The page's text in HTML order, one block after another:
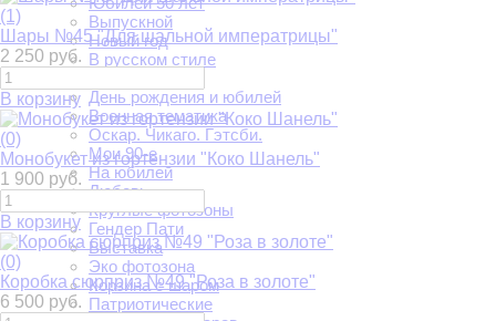
Выпускной
Новый год
В русском стиле
День рождения и юбилей
Военная тематика
Оскар. Чикаго. Гэтсби.
Мои 90-е
На юбилей
Любовь
Круглые фотозоны
Гендер Пати
Выставка
Эко фотозона
Корзина с шаром
Патриотические
(1)
Шары №45 "Для шальной императрицы"
2 250 руб.
В корзину
(0)
Монобукет из гортензии "Коко Шанель"
1 900 руб.
В корзину
(0)
Коробка сюрприз №49 "Роза в золоте"
6 500 руб.